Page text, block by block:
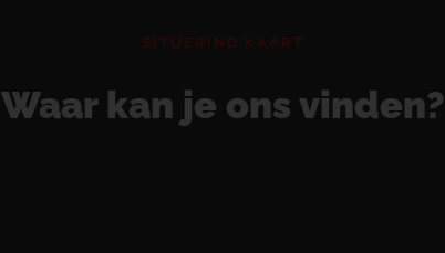
SITUERING KAART
Waar kan je ons vinden?